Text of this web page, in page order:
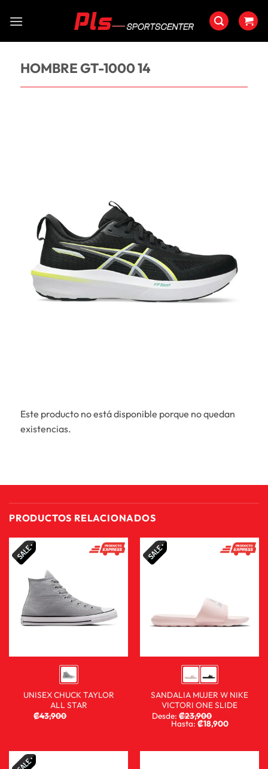
HOMBRE GT-1000 14
Este producto no está disponible porque no quedan
existencias.
PRODUCTOS RELACIONADOS
UNISEX CHUCK TAYLOR
ALL STAR
₡43,900
SANDALIA MUJER W NIKE
VICTORI ONE SLIDE
Desde: ₡23,900
Hasta:₡18,900